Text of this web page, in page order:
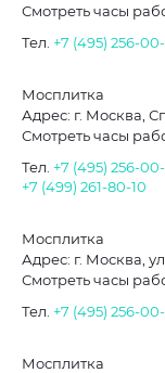
Смотреть часы
Тел. +7 (495) 256-
Мосплитка
Адрес: г. Москва,
Смотреть часы
Тел. +7 (495) 256-
+7 (499) 261-80-10
Мосплитка
Адрес: г. Москва,
Смотреть часы
Тел. +7 (495) 256-
Мосплитка